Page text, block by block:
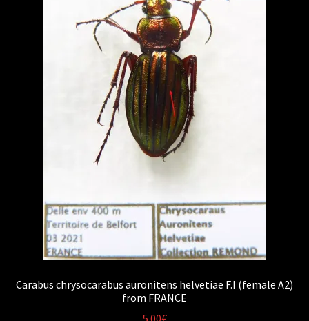
Carabus chrysocarabus auronitens helvetiae F.I (female A2)
from FRANCE